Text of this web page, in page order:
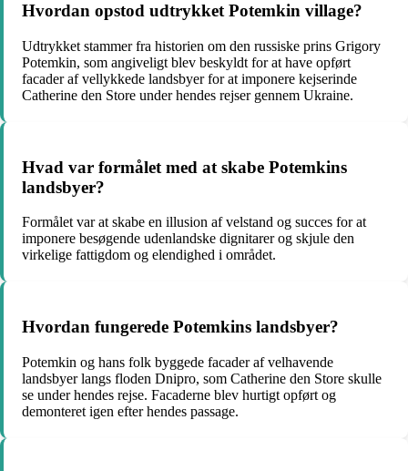
Hvordan opstod udtrykket Potemkin village?
Udtrykket stammer fra historien om den russiske prins Grigory
Potemkin, som angiveligt blev beskyldt for at have opført
facader af vellykkede landsbyer for at imponere kejserinde
Catherine den Store under hendes rejser gennem Ukraine.
Hvad var formålet med at skabe Potemkins
landsbyer?
Formålet var at skabe en illusion af velstand og succes for at
imponere besøgende udenlandske dignitarer og skjule den
virkelige fattigdom og elendighed i området.
Hvordan fungerede Potemkins landsbyer?
Potemkin og hans folk byggede facader af velhavende
landsbyer langs floden Dnipro, som Catherine den Store skulle
se under hendes rejse. Facaderne blev hurtigt opført og
demonteret igen efter hendes passage.